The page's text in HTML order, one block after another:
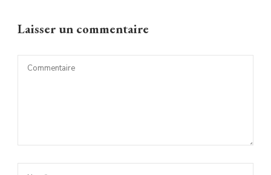
Laisser un commentaire